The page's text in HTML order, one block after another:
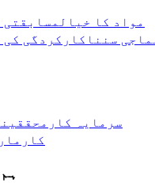
مواد کا خیالمسابقتی
سننا کارکردگی
سرمایہ کار محققین
کار